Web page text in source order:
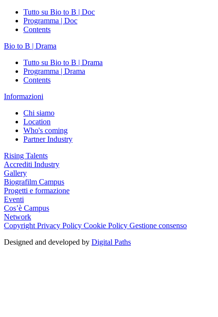
Tutto su Bio to B | Doc
Programma | Doc
Contents
Bio to B | Drama
Tutto su Bio to B | Drama
Programma | Drama
Contents
Informazioni
Chi siamo
Location
Who's coming
Partner Industry
Rising Talents
Accrediti Industry
Gallery
Biografilm Campus
Progetti e formazione
Eventi
Cos’è Campus
Network
Copyright Privacy Policy Cookie Policy Gestione consenso
Designed and developed by Digital Paths